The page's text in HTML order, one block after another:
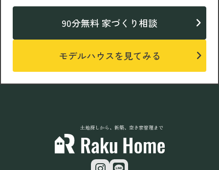
90分無料 家づくり相談
モデルハウスを見てみる
土地探しから、新築、空き家管理まで